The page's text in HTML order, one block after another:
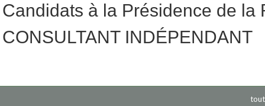
Candidats à la Présidence de la
CONSULTANT INDÉPENDANT